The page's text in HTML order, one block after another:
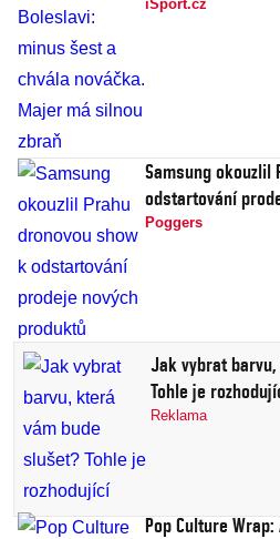
iSport.cz
Samsung okouzlil
odstartování
Poggers
Jak vybrat
Tohle je
Reklama
Pop Culture